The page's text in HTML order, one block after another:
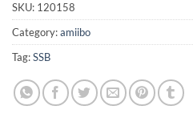
SKU: 120158
Category:amiibo
Tag:SSB